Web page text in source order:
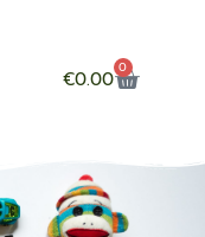
€0.00 0